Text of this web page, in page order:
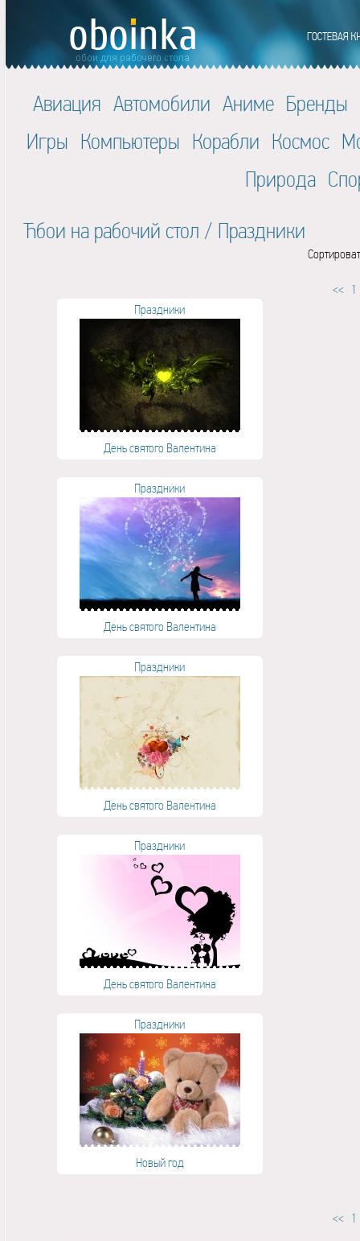
Авиация Автомобили Аниме Бренды
Игры Компьютеры Корабли Космос
Природа
Ћбои на рабочий стол / Праздники
<< 1
Праздники
День святого Валентина
Праздники
День святого Валентина
Праздники
День святого Валентина
Праздники
День святого Валентина
Праздники
Новый год
<< 1